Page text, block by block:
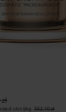
zł
obniżką: 352,10zł